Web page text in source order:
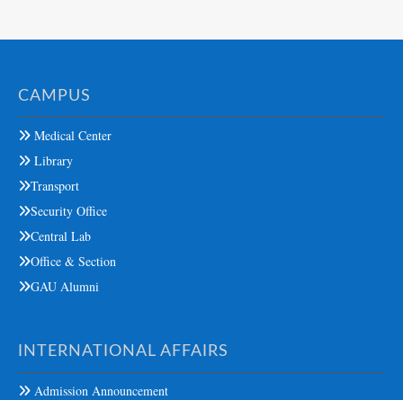
CAMPUS
Medical Center
Library
Transport
Security Office
Central Lab
Office & Section
GAU Alumni
INTERNATIONAL AFFAIRS
Admission Announcement